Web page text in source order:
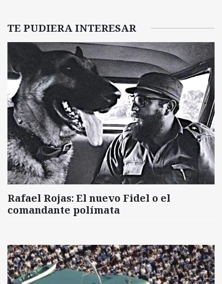
TE PUDIERA INTERESAR
Rafael Rojas: El nuevo Fidel o el
comandante polímata